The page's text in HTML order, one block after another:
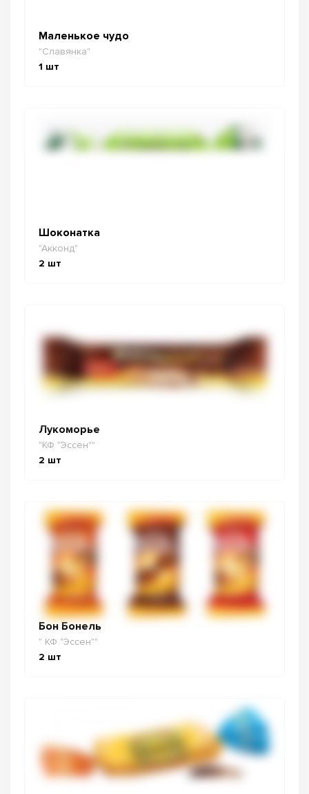
Маленькое чудо
"Славянка"
1 шт
Шоконатка
"Акконд"
2 шт
Лукоморье
"КФ "Эссен""
2 шт
Бон Бонель
" КФ "Эссен""
2 шт